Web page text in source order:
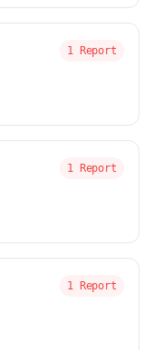
1 Report
1 Report
1 Report